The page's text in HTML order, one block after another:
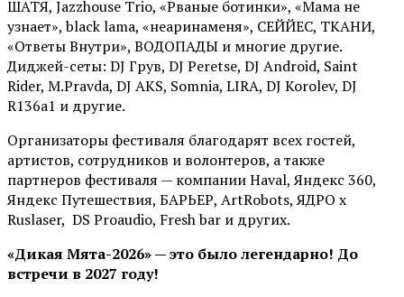
ШАТЯ, Jazzhouse Trio, «Рваные ботинки», «Мама не
узнает», black lama, «неаринаменя», СЕЙЙЕС, ТКАНИ,
«Ответы Внутри», ВОДОПАДЫ и многие другие.
Диджей-сеты: DJ Грув, DJ Peretse, DJ Android, Saint
Rider, М.Pravda, DJ AKS, Somnia, LIRA, DJ Korolev, DJ
R136a1 и другие.
Организаторы фестиваля благодарят всех гостей,
артистов, сотрудников и волонтеров, а также
партнеров фестиваля — компании Haval, Яндекс 360,
Яндекс Путешествия, БАРЬЕР, ArtRobots, ЯДРО х
Ruslaser, DS Proaudio, Fresh bar и других.
«Дикая Мята-2026» — это было легендарно! До
встречи в 2027 году!